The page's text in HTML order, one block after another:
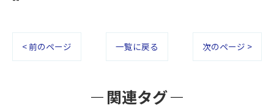
< 前のページ 一覧に戻る 次のページ >
関連タグ